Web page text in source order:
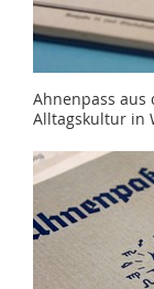
Ahnenpass aus
Alltagskultur in